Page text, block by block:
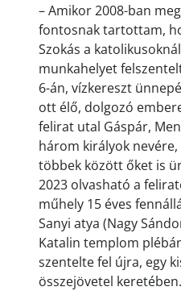
– Amikor 2008-ban
fontosnak tartottam,
Szokás a
munkahelyet
6-án, vízkereszt
ott élő, dolgozó
felirat utal Gáspár,
három királyok
többek között őket is
2023 olvasható a
műhely 15 éves
Sanyi atya (Nagy
Katalin templom
szentelte fel újra, egy
összejövetel keretében.